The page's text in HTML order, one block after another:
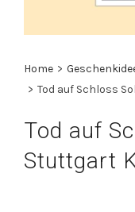
Home >
> Tod auf Schloss
Tod auf
Stuttgart